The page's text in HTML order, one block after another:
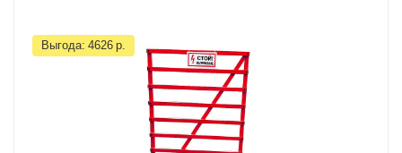
Выгода: 4626 р.